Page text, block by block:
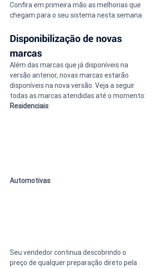
Confira em primeira mão as melhorias que
chegam para o seu sistema nesta semana:
Disponibilização de novas
marcas
Além das marcas que já disponíveis na
versão anterior, novas marcas estarão
disponíveis na nova versão. Veja a seguir
todas as marcas atendidas até o momento:
Residenciais:
Automotivas:
Seu vendedor continua descobrindo o
preço de qualquer preparação direto pela